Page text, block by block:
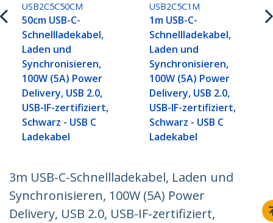
USB2C5C50CM
50cm USB-C-
Schnellladekabel,
Laden und
Synchronisieren,
100W (5A) Power
Delivery, USB 2.0,
USB-IF-zertifiziert,
Schwarz - USB C
Ladekabel
USB2C5C1M
1m USB-C-
Schnellladekabel,
Laden und
Synchronisieren,
100W (5A) Power
Delivery, USB 2.0,
USB-IF-zertifiziert,
Schwarz - USB C
Ladekabel
3m USB-C-Schnellladekabel, Laden und
Synchronisieren, 100W (5A) Power
Delivery, USB 2.0, USB-IF-zertifiziert,